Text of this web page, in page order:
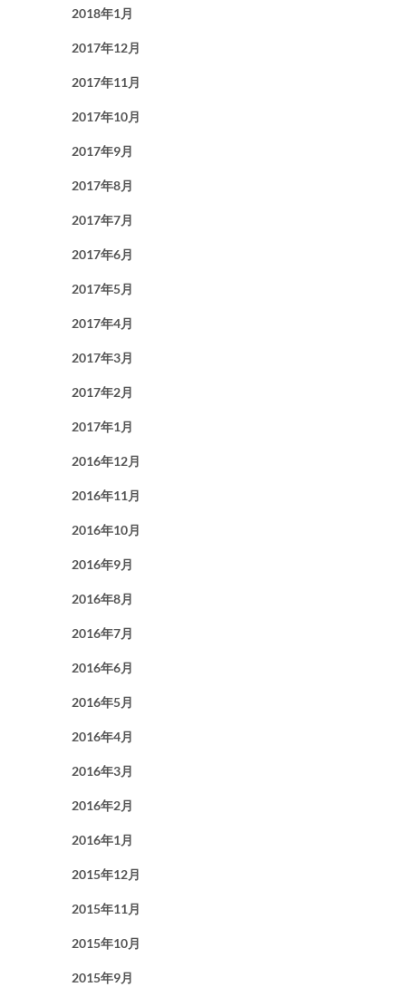
2018年1月
2017年12月
2017年11月
2017年10月
2017年9月
2017年8月
2017年7月
2017年6月
2017年5月
2017年4月
2017年3月
2017年2月
2017年1月
2016年12月
2016年11月
2016年10月
2016年9月
2016年8月
2016年7月
2016年6月
2016年5月
2016年4月
2016年3月
2016年2月
2016年1月
2015年12月
2015年11月
2015年10月
2015年9月